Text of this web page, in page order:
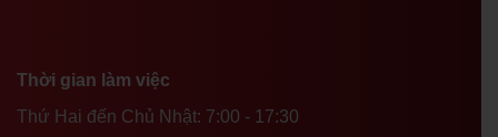
Thời gian làm việc
Thứ Hai đến Chủ Nhật: 7:00 - 17:30